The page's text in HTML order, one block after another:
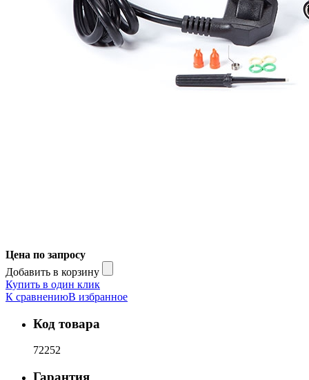
Цена по запросу
Добавить в корзину
Купить в один клик
К сравнениюВ избранное
Код товара
72252
Гарантия